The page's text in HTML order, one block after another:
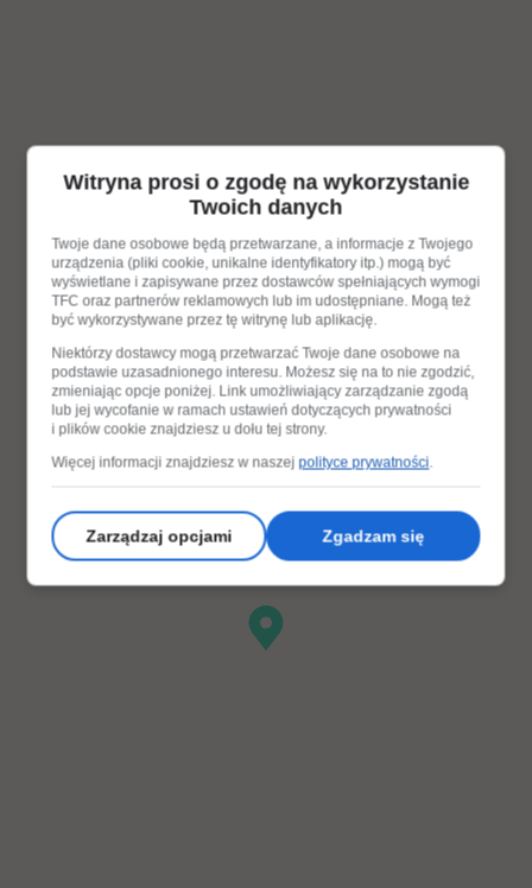
Witryna prosi o zgodę na wykorzystanie
Twoich danych
Twoje dane osobowe będą przetwarzane, a informacje z Twojego
urządzenia (pliki cookie, unikalne identyfikatory itp.) mogą być
wyświetlane i zapisywane przez dostawców spełniających wymogi
TFC oraz partnerów reklamowych lub im udostępniane. Mogą też
być wykorzystywane przez tę witrynę lub aplikację.
Niektórzy dostawcy mogą przetwarzać Twoje dane osobowe na
podstawie uzasadnionego interesu. Możesz się na to nie zgodzić,
zmieniając opcje poniżej. Link umożliwiający zarządzanie zgodą
lub jej wycofanie w ramach ustawień dotyczących prywatności
i plików cookie znajdziesz u dołu tej strony.
Więcej informacji znajdziesz w naszejpolityce prywatności.
Zarządzaj opcjami Zgadzam się